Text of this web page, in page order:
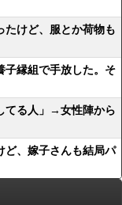
たけど、服とか荷物も
子縁組で手放した。そ
てる人」→女性陣から
ど、嫁子さんも結局パ